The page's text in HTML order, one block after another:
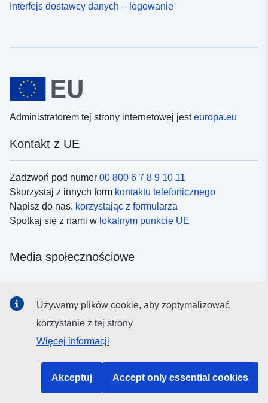
Interfejs dostawcy danych – logowanie
Administratorem tej strony internetowej jesteuropa.eu
Kontakt z UE
Zadzwoń pod numer 00 800 6 7 8 9 10 11
Skorzystaj z innych form kontaktu telefonicznego
Napisz do nas, korzystając z formularza
Spotkaj się z nami w lokalnym punkcie UE
Media społecznościowe
Instytucje i organy UE
Używamy plików cookie, aby zoptymalizować
korzystanie z tej strony
Więcej informacji
Akceptuj Accept only essential cookies